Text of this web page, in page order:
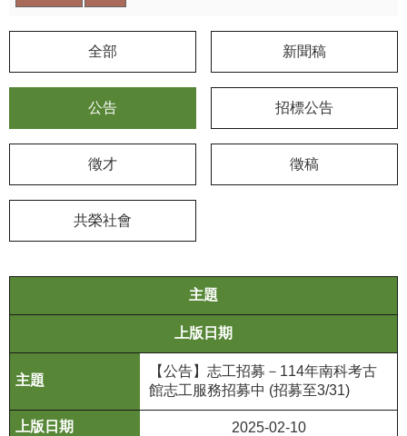
消
息
觀
覽
認
我
便
服
全部 新聞稿
公告 招標公告
徵才 徵稿
共榮社會
主題
上版日期
【公告】志工招募－114年南科考古
館志工服務招募中 (招募至3/31)
2025-02-10